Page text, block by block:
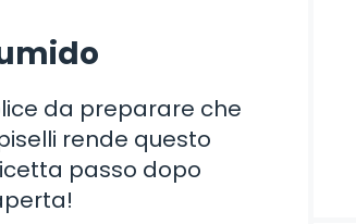
da preparare che
rende questo
passo dopo